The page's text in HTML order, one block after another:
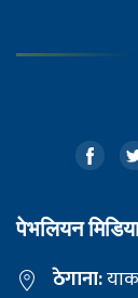
पेभलियन
ठेगाना: